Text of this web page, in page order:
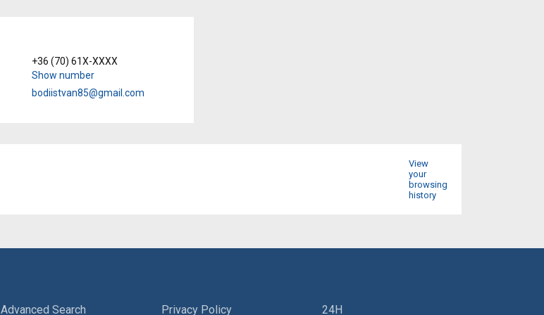
+36 (70) 61X-XXXX
Show number
bodiistvan85@gmail.com
View
your
browsing
history
Advanced Search Privacy Policy 24H